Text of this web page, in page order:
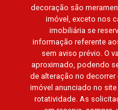
decoração são
imóvel, exceto nos
imobiliária se
informação referente
sem aviso prévio. O
aproximado, podendo
de alteração no
imóvel anunciado no
rotatividade. As